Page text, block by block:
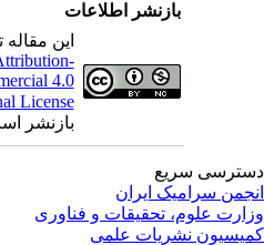
بازنشر اطلاعات
این
Attribution-
4.0
License
بازنشر
سریع
سرامیک ایران
علوم، تحقیقات و فناوری
نشریات علمی